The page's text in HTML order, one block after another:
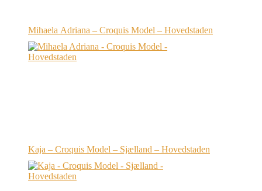
Mihaela Adriana – Croquis Model – Hovedstaden
Kaja – Croquis Model – Sjælland – Hovedstaden